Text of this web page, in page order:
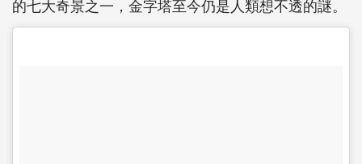
的七大奇景之一，金字塔至今仍是人類想不透的謎。